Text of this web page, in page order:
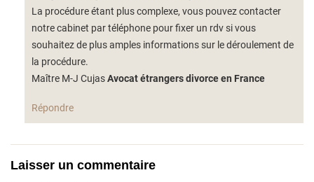
La procédure étant plus complexe, vous pouvez contacter
notre cabinet par téléphone pour fixer un rdv si vous
souhaitez de plus amples informations sur le déroulement de
la procédure.
Maître M-J CujasAvocat étrangers divorce en France
Répondre
Laisser un commentaire